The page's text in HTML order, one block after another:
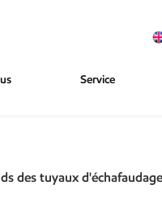
Service
des tuyaux d'échafaudage